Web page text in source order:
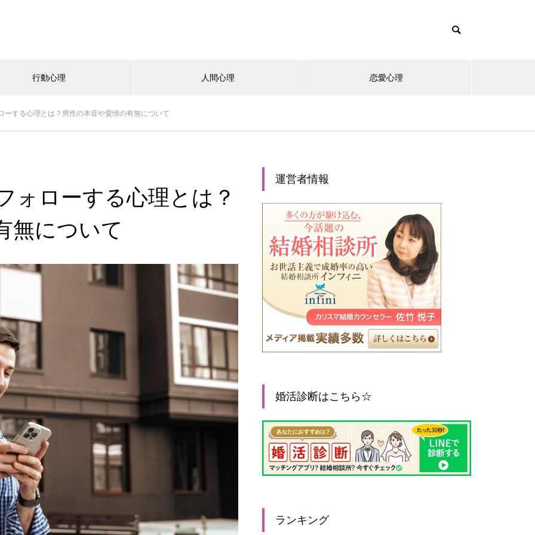
行動心理 人間心理 恋愛心理
ーする心理とは？男性の本音や愛情の有無について
ォローする心理とは？
無について
運営者情報
婚活診断はこちら☆
ランキング